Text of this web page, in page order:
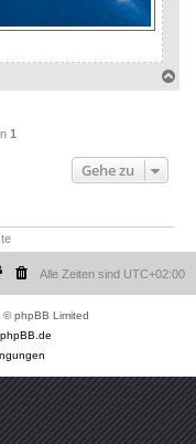
a
1
Gehe zu
Alle Zeiten sind UTC+02:00
© phpBB Limited
phpBB.de